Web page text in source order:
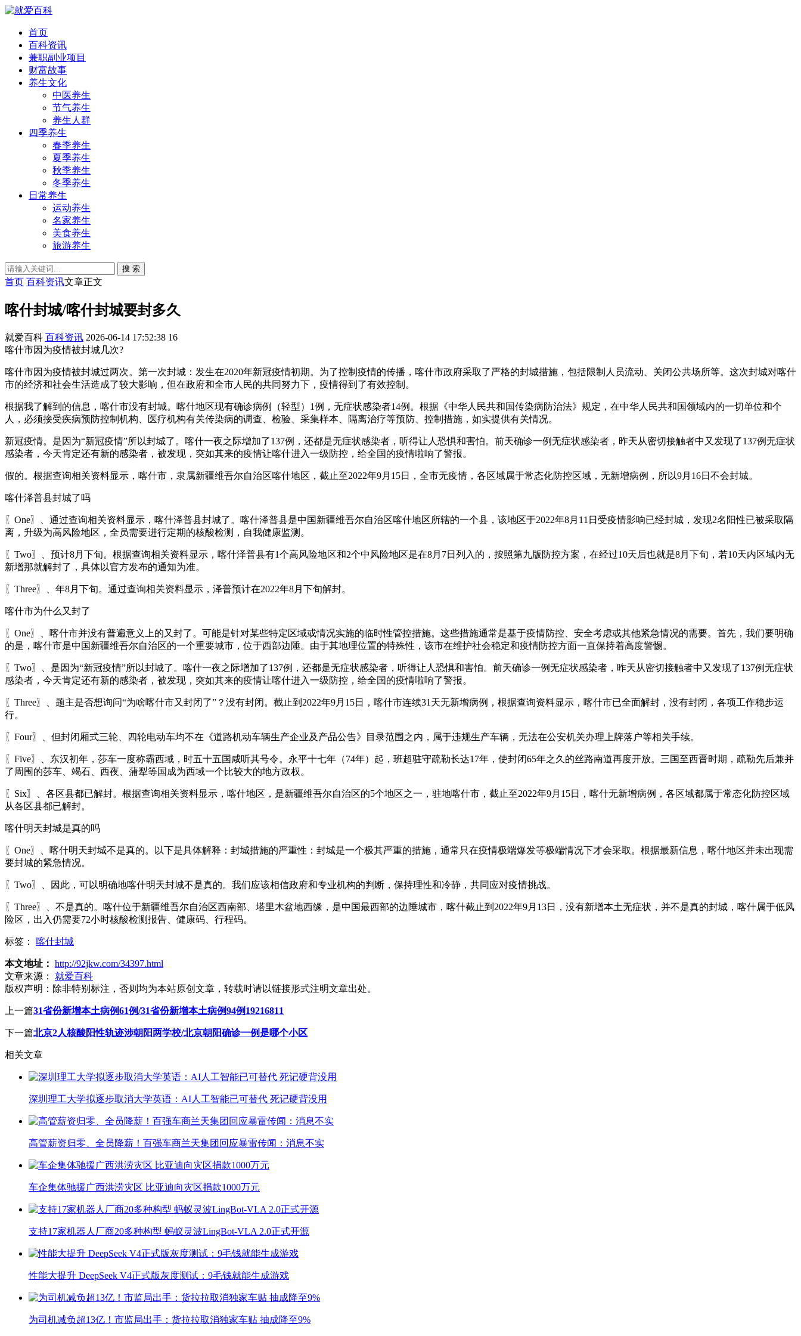
首页
百科资讯
兼职副业项目
财富故事
养生文化
中医养生
节气养生
养生人群
四季养生
春季养生
夏季养生
秋季养生
冬季养生
日常养生
运动养生
名家养生
美食养生
旅游养生
搜 索
首页 百科资讯文章正文
喀什封城/喀什封城要封多久
就爱百科 百科资讯 2026-06-14 17:52:38 16
喀什市因为疫情被封城几次?
喀什市因为疫情被封城过两次。第一次封城：发生在2020年新冠疫情初期。为了控制疫情的传播，喀什市政府采取了严格的封城措施，包括限制人员流动、关闭公共场所等。这次封城对喀什
市的经济和社会生活造成了较大影响，但在政府和全市人民的共同努力下，疫情得到了有效控制。
根据我了解到的信息，喀什市没有封城。喀什地区现有确诊病例（轻型）1例，无症状感染者14例。根据《中华人民共和国传染病防治法》规定，在中华人民共和国领域内的一切单位和个
人，必须接受疾病预防控制机构、医疗机构有关传染病的调查、检验、采集样本、隔离治疗等预防、控制措施，如实提供有关情况。
新冠疫情。是因为“新冠疫情”所以封城了。喀什一夜之际增加了137例，还都是无症状感染者，听得让人恐惧和害怕。前天确诊一例无症状感染者，昨天从密切接触者中又发现了137例无症状
感染者，今天肯定还有新的感染者，被发现，突如其来的疫情让喀什进入一级防控，给全国的疫情啦响了警报。
假的。根据查询相关资料显示，喀什市，隶属新疆维吾尔自治区喀什地区，截止至2022年9月15日，全市无疫情，各区域属于常态化防控区域，无新增病例，所以9月16日不会封城。
喀什泽普县封城了吗
〖One〗、通过查询相关资料显示，喀什泽普县封城了。喀什泽普县是中国新疆维吾尔自治区喀什地区所辖的一个县，该地区于2022年8月11日受疫情影响已经封城，发现2名阳性已被采取隔
离，升级为高风险地区，全员需要进行定期的核酸检测，自我健康监测。
〖Two〗、预计8月下旬。根据查询相关资料显示，喀什泽普县有1个高风险地区和2个中风险地区是在8月7日列入的，按照第九版防控方案，在经过10天后也就是8月下旬，若10天内区域内无
新增那就解封了，具体以官方发布的通知为准。
〖Three〗、年8月下旬。通过查询相关资料显示，泽普预计在2022年8月下旬解封。
喀什市为什么又封了
〖One〗、喀什市并没有普遍意义上的又封了。可能是针对某些特定区域或情况实施的临时性管控措施。这些措施通常是基于疫情防控、安全考虑或其他紧急情况的需要。首先，我们要明确
的是，喀什市是中国新疆维吾尔自治区的一个重要城市，位于西部边陲。由于其地理位置的特殊性，该市在维护社会稳定和疫情防控方面一直保持着高度警惕。
〖Two〗、是因为“新冠疫情”所以封城了。喀什一夜之际增加了137例，还都是无症状感染者，听得让人恐惧和害怕。前天确诊一例无症状感染者，昨天从密切接触者中又发现了137例无症状
感染者，今天肯定还有新的感染者，被发现，突如其来的疫情让喀什进入一级防控，给全国的疫情啦响了警报。
〖Three〗、题主是否想询问“为啥喀什市又封闭了”？没有封闭。截止到2022年9月15日，喀什市连续31天无新增病例，根据查询资料显示，喀什市已全面解封，没有封闭，各项工作稳步运
行。
〖Four〗、但封闭厢式三轮、四轮电动车均不在《道路机动车辆生产企业及产品公告》目录范围之内，属于违规生产车辆，无法在公安机关办理上牌落户等相关手续。
〖Five〗、东汉初年，莎车一度称霸西域，时五十五国咸听其号令。永平十七年（74年）起，班超驻守疏勒长达17年，使封闭65年之久的丝路南道再度开放。三国至西晋时期，疏勒先后兼并
了周围的莎车、竭石、西夜、蒲犁等国成为西域一个比较大的地方政权。
〖Six〗、各区县都已解封。根据查询相关资料显示，喀什地区，是新疆维吾尔自治区的5个地区之一，驻地喀什市，截止至2022年9月15日，喀什无新增病例，各区域都属于常态化防控区域
从各区县都已解封。
喀什明天封城是真的吗
〖One〗、喀什明天封城不是真的。以下是具体解释：封城措施的严重性：封城是一个极其严重的措施，通常只在疫情极端爆发等极端情况下才会采取。根据最新信息，喀什地区并未出现需
要封城的紧急情况。
〖Two〗、因此，可以明确地喀什明天封城不是真的。我们应该相信政府和专业机构的判断，保持理性和冷静，共同应对疫情挑战。
〖Three〗、不是真的。喀什位于新疆维吾尔自治区西南部、塔里木盆地西缘，是中国最西部的边陲城市，喀什截止到2022年9月13日，没有新增本土无症状，并不是真的封城，喀什属于低风
险区，出入仍需要72小时核酸检测报告、健康码、行程码。
标签： 喀什封城
本文地址： http://92jkw.com/34397.html
文章来源：
就爱百科
版权声明： 除非特别标注，否则均为本站原创文章，转载时请以链接形式注明文章出处。
上一篇31省份新增本土病例61例/31省份新增本土病例94例19216811
下一篇北京2人核酸阳性轨迹涉朝阳两学校/北京朝阳确诊一例是哪个小区
相关文章
深圳理工大学拟逐步取消大学英语：AI人工智能已可替代 死记硬背没用
高管薪资归零、全员降薪！百强车商兰天集团回应暴雷传闻：消息不实
车企集体驰援广西洪涝灾区 比亚迪向灾区捐款1000万元
支持17家机器人厂商20多种构型 蚂蚁灵波LingBot-VLA 2.0正式开源
性能大提升 DeepSeek V4正式版灰度测试：9毛钱就能生成游戏
为司机减负超13亿！市监局出手：货拉拉取消独家车贴 抽成降至9%